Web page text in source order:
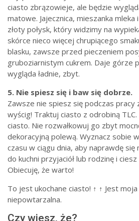
ciasto zbrązowieje, ale będzie
matowe. Jajecznica, mieszanka
złoty połysk, który widzimy na
skórce nieco więcej chrupiącego
blasku, zawsze przed pieczeniem
gruboziarnistym cukrem. Daje górze
wygląda ładnie, zbyt.
5. Nie spiesz się i baw się dobrze.
Zawsze nie spiesz się podczas
wyścig! Traktuj ciasto z odrobiną TLC.
ciasto. Nie rozwałkowuj go zbyt
dekoracyjną polewą. Wyznacz sobie
czasu w ciągu dnia, aby naprawdę się
do kuchni przyjaciół lub rodzinę i
Obiecuję, że warto!
To jest ukochane ciasto! ↑ ↑ Jest
niepowtarzalna.
Czy wiesz, że?